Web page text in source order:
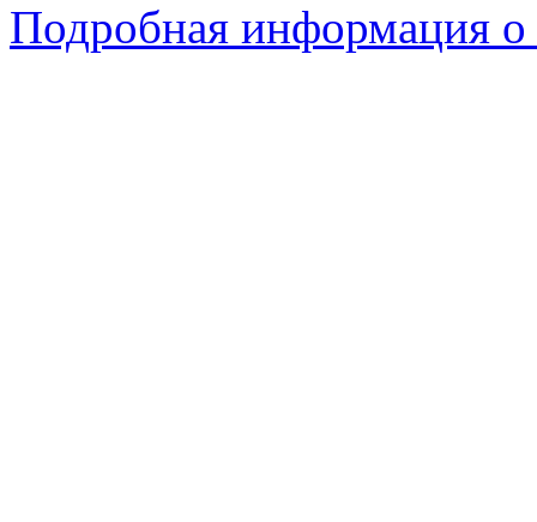
Подробная информация